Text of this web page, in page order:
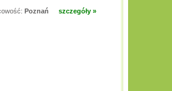
szczegóły »
Poznań